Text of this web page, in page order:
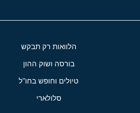
הלוואות רק תבקש
בורסה ושוק ההון
טיולים וחופש בחו"ל
סלולארי